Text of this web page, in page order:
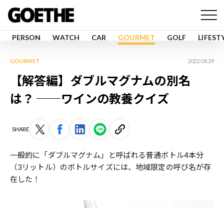
PERSON WATCH CAR GOURMET GOLF
GOURMET 2022.08.29
【解答編】ダブルマグナムの別名
は？ ──ワインの教養クイズ
SHARE
一般的に「ダブルマグナム」と呼ばれる普通ボトル4本分
（3リットル）のボトルサイズには、地域限定の呼び名が存
在した！